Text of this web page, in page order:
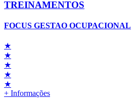
TREINAMENTOS
FOCUS GESTAO OCUPACIONAL
★
★
★
★
★
+ Informações